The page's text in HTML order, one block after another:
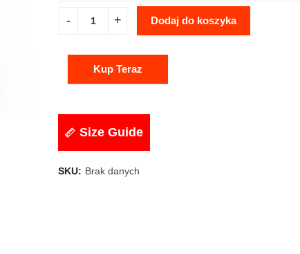
Dodaj do koszyka
Kup Teraz
Size Guide
SKU: Brak danych